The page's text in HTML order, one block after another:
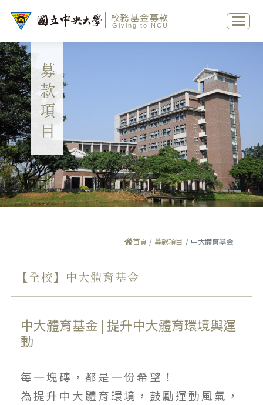
校務基金募款
Giving to NCU
募款項目
首頁 募款項目 中大體育基金
【全校】中大體育基金
中大體育基金 | 提升中大體育環境與運
動
每一塊磚，都是一份希望！
為提升中大體育環境，鼓勵運動風氣，